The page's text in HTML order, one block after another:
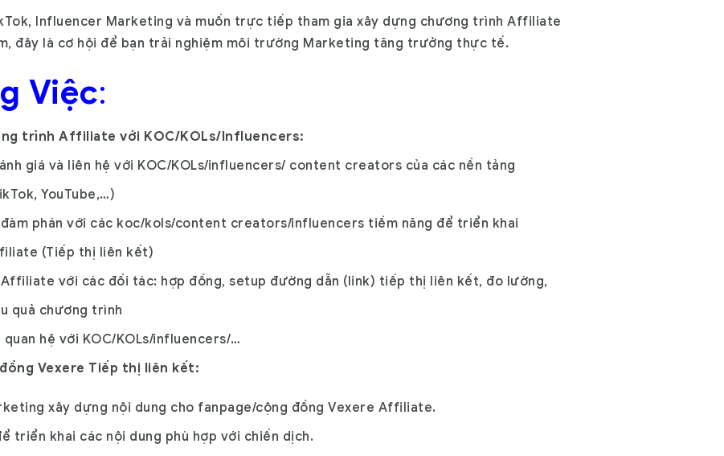
Influencer Marketing và muốn trực tiếp tham gia xây dựng chương trình Affiliate
đây là cơ hội để bạn trải nghiệm môi trường Marketing tăng trưởng thực tế.
Việc:
trình Affiliate với KOC/KOLs/Influencers:
giá và liên hệ với KOC/KOLs/influencers/ content creators của các nền tảng
YouTube,…)
phán với các koc/kols/content creators/influencers tiềm năng để triển khai
(Tiếp thị liên kết)
với các đối tác: hợp đồng, setup đường dẫn (link) tiếp thị liên kết, đo lường,
quả chương trình
hệ với KOC/KOLs/influencers/…
Vexere Tiếp thị liên kết:
xây dựng nội dung cho fanpage/cộng đồng Vexere Affiliate.
triển khai các nội dung phù hợp với chiến dịch.